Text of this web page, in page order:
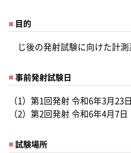
目的
じ後の発射試験に向けた計測
事前発射試験日
（1）第1回発射 令和6年3月23
（2）第2回発射 令和6年4月7日
試験場所